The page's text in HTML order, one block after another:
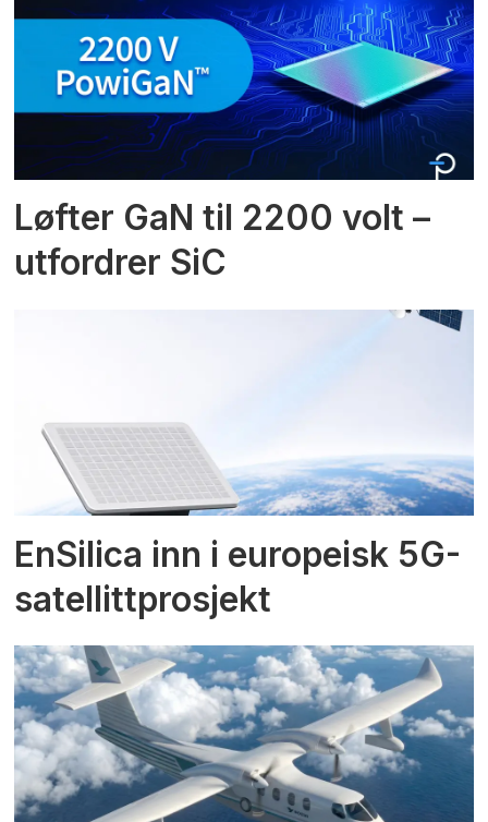
Løfter GaN til 2200 volt –
utfordrer SiC
EnSilica inn i europeisk 5G-
satellittprosjekt